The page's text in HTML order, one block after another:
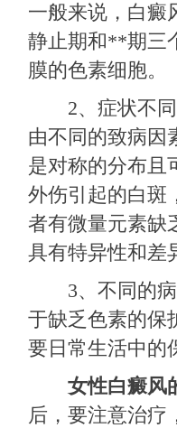
一般来说，白癜
静止期和**期三
膜的色素细胞。
2、症状不同
由不同的致病因
是对称的分布且
外伤引起的白斑
者有微量元素缺
具有特异性和差
3、不同的病
于缺乏色素的保
要日常生活中的
女性白癜风
后，要注意治疗